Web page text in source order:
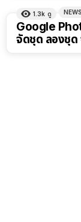
1.3k ดู NEWS
Google
จัดชุด ลองชุด